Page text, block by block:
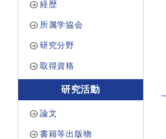
経歴
所属学協会
研究分野
取得資格
研究活動
論文
書籍等出版物